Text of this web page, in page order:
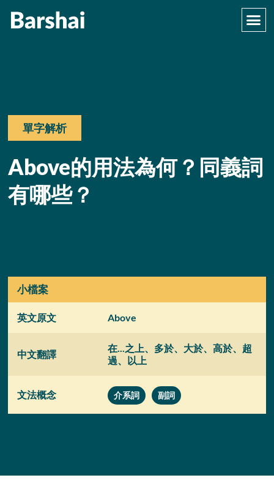
單字解析
Above的用法為何？同義詞
有哪些？
小檔案
英文原文 Above
中文翻譯
在...之上、多於、大於、高於、超
過、以上
文法概念 介系詞 副詞